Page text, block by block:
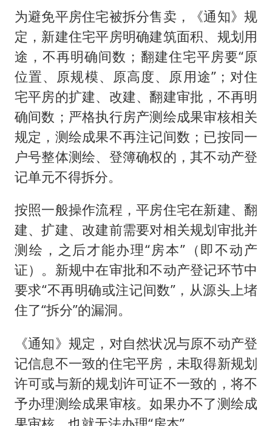
为避免平房住宅被拆分售卖，《通知》规
定，新建住宅平房明确建筑面积、规划用
途，不再明确间数；翻建住宅平房要“原
位置、原规模、原高度、原用途”；对住
宅平房的扩建、改建、翻建审批，不再明
确间数；严格执行房产测绘成果审核相关
规定，测绘成果不再注记间数；已按同一
户号整体测绘、登簿确权的，其不动产登
记单元不得拆分。
按照一般操作流程，平房住宅在新建、翻
建、扩建、改建前需要对相关规划审批并
测绘，之后才能办理“房本”（即不动产
证）。新规中在审批和不动产登记环节中
要求“不再明确或注记间数”，从源头上堵
住了“拆分”的漏洞。
《通知》规定，对自然状况与原不动产登
记信息不一致的住宅平房，未取得新规划
许可或与新的规划许可证不一致的，将不
予办理测绘成果审核。如果办不了测绘成